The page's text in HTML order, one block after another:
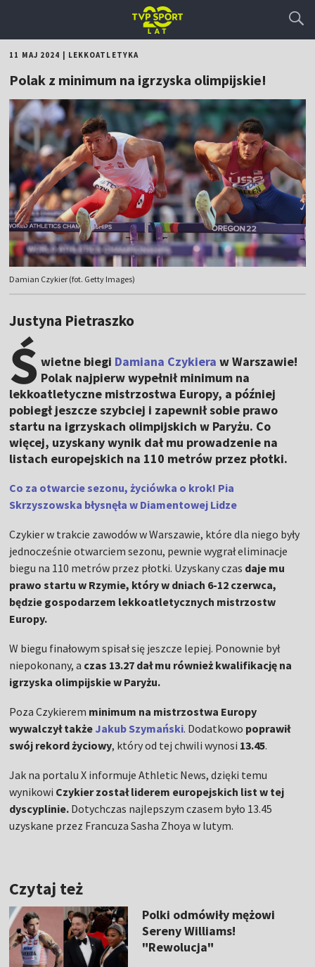
11 MAJ 2024 LEKKOATLETYKA
Polak z minimum na igrzyska olimpijskie!
Damian Czykier (fot. Getty Images)
Justyna Pietraszko
Ś wietne biegi Damiana Czykiera w Warszawie!
Polak najpierw wypełnił minimum na
lekkoatletyczne mistrzostwa Europy, a później
pobiegł jeszcze szybciej i zapewnił sobie prawo
startu na igrzyskach olimpijskich w Paryżu. Co
więcej, uzyskany wynik dał mu prowadzenie na
listach europejskich na 110 metrów przez płotki.
Co za otwarcie sezonu, życiówka o krok! Pia
Skrzyszowska błysnęła w Diamentowej Lidze
Czykier w trakcie zawodów w Warszawie, które dla niego były
jednocześnie otwarciem sezonu, pewnie wygrał eliminacje
biegu na 110 metrów przez płotki. Uzyskany czas daje mu
prawo startu w Rzymie, który w dniach 6-12 czerwca,
będzie gospodarzem lekkoatletycznych mistrzostw
Europy.
W biegu finałowym spisał się jeszcze lepiej. Ponownie był
niepokonany, a czas 13.27 dał mu również kwalifikację na
igrzyska olimpijskie w Paryżu.
Poza Czykierem minimum na mistrzostwa Europy
wywalczył także Jakub Szymański. Dodatkowo poprawił
swój rekord życiowy, który od tej chwili wynosi 13.45.
Jak na portalu X informuje Athletic News, dzięki temu
wynikowi Czykier został liderem europejskich list w tej
dyscyplinie. Dotychczas najlepszym czasem było 13.45
uzyskane przez Francuza Sasha Zhoya w lutym.
Czytaj też
Polki odmówiły mężowi
Sereny Williams!
"Rewolucja"